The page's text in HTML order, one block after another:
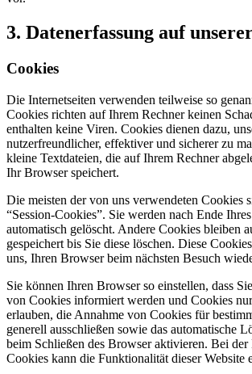
3. Datenerfassung auf
Cookies
Die Internetseiten verwenden teilweise so
Cookies richten auf Ihrem Rechner keinen
enthalten keine Viren. Cookies dienen dazu,
nutzerfreundlicher, effektiver und sicherer zu
kleine Textdateien, die auf Ihrem Rechner
Ihr Browser speichert.
Die meisten der von uns verwendeten Cookies
“Session-Cookies”. Sie werden nach Ende
automatisch gelöscht. Andere Cookies bleiben
gespeichert bis Sie diese löschen. Diese
uns, Ihren Browser beim nächsten Besuch
Sie können Ihren Browser so einstellen, dass
von Cookies informiert werden und Cookies
erlauben, die Annahme von Cookies für
generell ausschließen sowie das automatische
beim Schließen des Browser aktivieren. Bei
Cookies kann die Funktionalität dieser Website